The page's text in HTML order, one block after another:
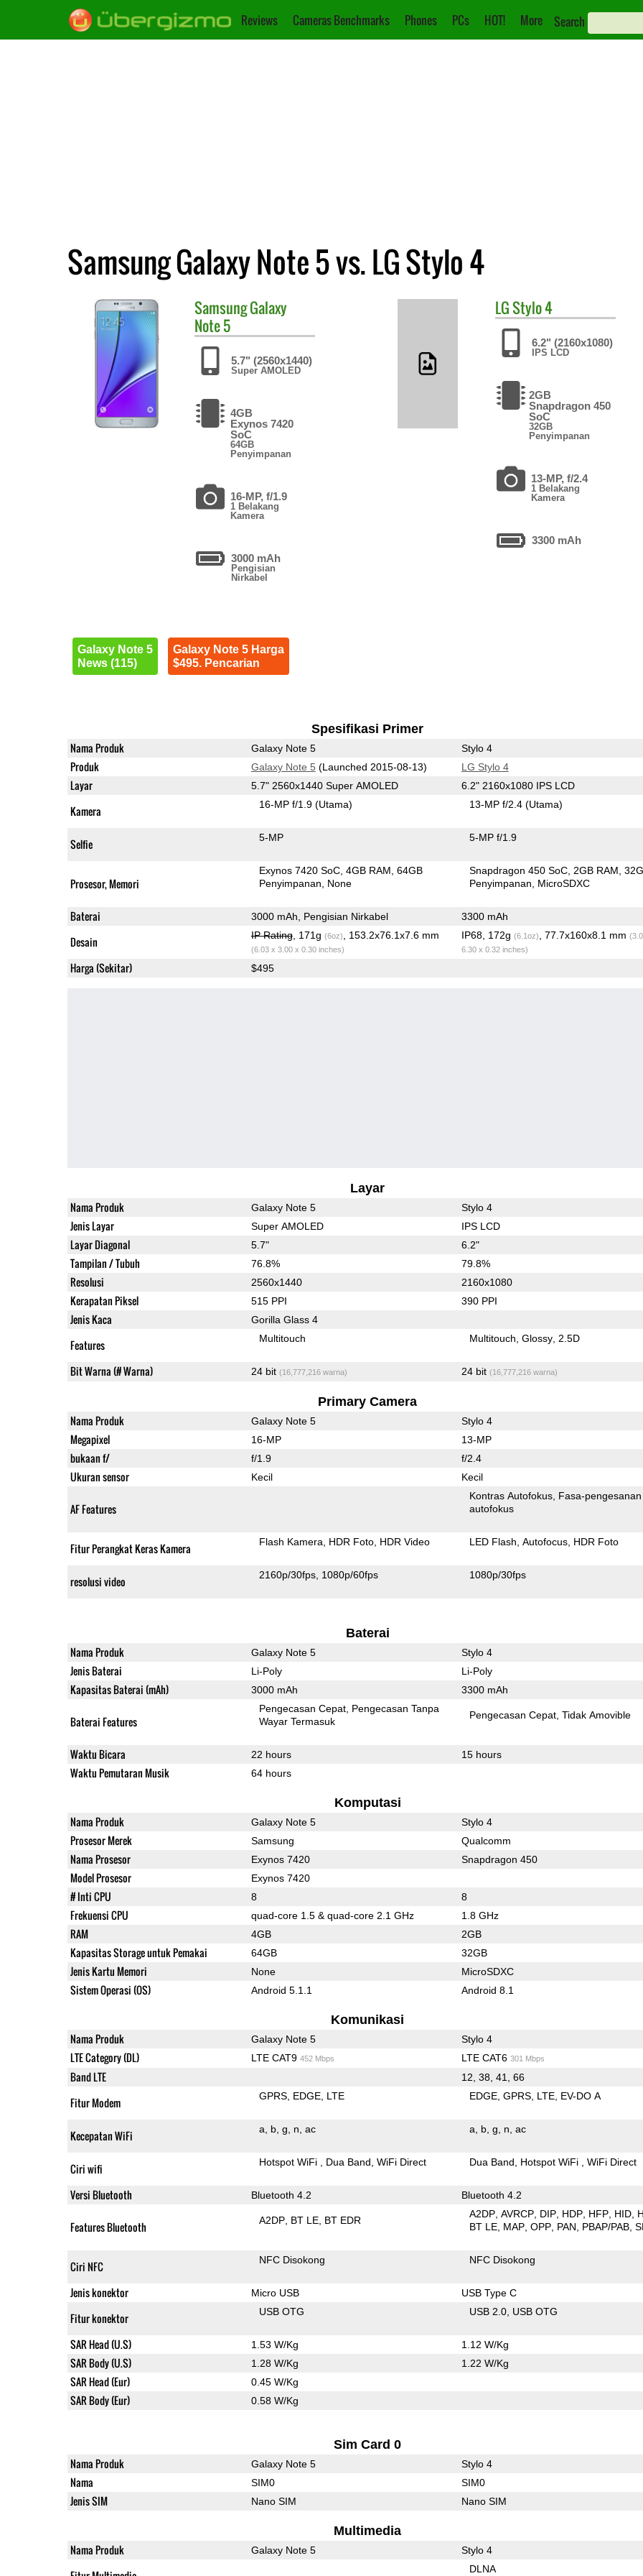
Reviews Cameras Benchmarks Phones PCs HOT! More Search
Samsung Galaxy Note 5 vs. LG Stylo 4
SamsungGalaxy
Note 5
5.7" (2560x1440)
Super AMOLED
4GB
Exynos 7420
SoC
64GB
Penyimpanan
16-MP, f/1.9
1 Belakang
Kamera
3000 mAh
Pengisian
Nirkabel
Galaxy Note 5
News (115)
Galaxy Note 5 Harga
$495. Pencarian
LGStylo 4
6.2" (2160x1080)
IPS LCD
2GB
Snapdragon 450
SoC
32GB
Penyimpanan
13-MP, f/2.4
1 Belakang
Kamera
3300 mAh
Spesifikasi Primer
Nama Produk Galaxy Note 5 Stylo 4
Produk Galaxy Note 5 (Launched 2015-08-13) LG Stylo 4
Layar 5.7" 2560x1440 Super AMOLED 6.2" 2160x1080 IPS LCD
Kamera 16-MP f/1.9(Utama) 13-MP f/2.4(Utama)
Selfie 5-MP 5-MP f/1.9
Prosesor, Memori
Exynos 7420 SoC 4GB RAM 64GB
Penyimpanan
None
Snapdragon 450 SoC 2GB RAM
Penyimpanan
MicroSDXC
Baterai 3000 mAh, Pengisian Nirkabel 3300 mAh
Desain IP Rating, 171g (6oz) , 153.2x76.1x7.6 mm
(6.03 x 3.00 x 0.30 inches)
IP68, 172g (6.1oz) , 77.7x160x8.1 mm
6.30 x 0.32 inches)
Harga (Sekitar) $495
Layar
Nama Produk Galaxy Note 5 Stylo 4
Jenis Layar Super AMOLED IPS LCD
Layar Diagonal 5.7" 6.2"
Tampilan / Tubuh 76.8% 79.8%
Resolusi 2560x1440 2160x1080
Kerapatan Piksel 515 PPI 390 PPI
Jenis Kaca Gorilla Glass 4
Features Multitouch Multitouch Glossy 2.5D
Bit Warna (# Warna) 24 bit (16,777,216 warna) 24 bit (16,777,216 warna)
Primary Camera
Nama Produk Galaxy Note 5 Stylo 4
Megapixel 16-MP 13-MP
bukaan f/ f/1.9 f/2.4
Ukuran sensor Kecil Kecil
AF Features
Kontras Autofokus Fasa-pengesanan
autofokus
Fitur Perangkat Keras Kamera Flash Kamera HDR Foto HDR Video LED Flash Autofocus HDR Foto
resolusi video 2160p/30fps 1080p/60fps 1080p/30fps
Baterai
Nama Produk Galaxy Note 5 Stylo 4
Jenis Baterai Li-Poly Li-Poly
Kapasitas Baterai (mAh) 3000 mAh 3300 mAh
Baterai Features
Pengecasan Cepat Pengecasan Tanpa
Wayar Termasuk
Pengecasan Cepat Tidak Amovible
Waktu Bicara 22 hours 15 hours
Waktu Pemutaran Musik 64 hours
Komputasi
Nama Produk Galaxy Note 5 Stylo 4
Prosesor Merek Samsung Qualcomm
Nama Prosesor Exynos 7420 Snapdragon 450
Model Prosesor Exynos 7420
# Inti CPU 8 8
Frekuensi CPU quad-core 1.5 & quad-core 2.1 GHz 1.8 GHz
RAM 4GB 2GB
Kapasitas Storage untuk Pemakai 64GB 32GB
Jenis Kartu Memori None MicroSDXC
Sistem Operasi (OS) Android 5.1.1 Android 8.1
Komunikasi
Nama Produk Galaxy Note 5 Stylo 4
LTE Category (DL) LTE CAT9 452 Mbps LTE CAT6 301 Mbps
Band LTE 12, 38, 41, 66
Fitur Modem GPRS EDGE LTE EDGE GPRS LTE EV-DO A
Kecepatan WiFi a b g n ac a b g n ac
Ciri wifi Hotspot WiFi Dua Band WiFi Direct Dua Band Hotspot WiFi WiFi Direct
Versi Bluetooth Bluetooth 4.2 Bluetooth 4.2
Features Bluetooth A2DP BT LE BT EDR
A2DP AVRCP DIP HDP HFP HID
BT LE MAP OPP PAN PBAP/PAB
Ciri NFC NFC Disokong NFC Disokong
Jenis konektor Micro USB USB Type C
Fitur konektor USB OTG USB 2.0 USB OTG
SAR Head (U.S) 1.53 W/Kg 1.12 W/Kg
SAR Body (U.S) 1.28 W/Kg 1.22 W/Kg
SAR Head (Eur) 0.45 W/Kg
SAR Body (Eur) 0.58 W/Kg
Sim Card 0
Nama Produk Galaxy Note 5 Stylo 4
Nama SIM0 SIM0
Jenis SIM Nano SIM Nano SIM
Multimedia
Nama Produk Galaxy Note 5 Stylo 4
DLNA